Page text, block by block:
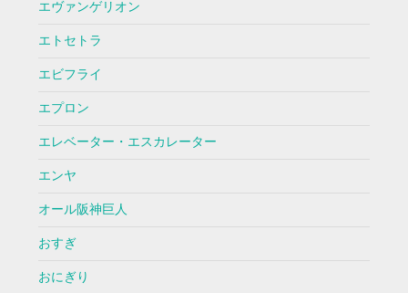
エヴァンゲリオン
エトセトラ
エビフライ
エプロン
エレベーター・エスカレーター
エンヤ
オール阪神巨人
おすぎ
おにぎり